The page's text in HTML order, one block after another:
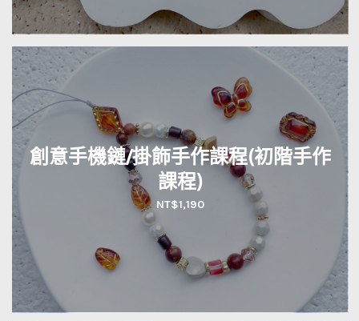
創意手機鏈/掛飾手作課程(初階手作
課程)
NT$1,190